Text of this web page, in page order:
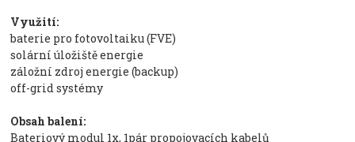
Využití:
baterie pro fotovoltaiku (FVE)
solární úložiště energie
záložní zdroj energie (backup)
off-grid systémy
Obsah balení:
Bateriový modul 1x, 1pár propojovacích kabelů